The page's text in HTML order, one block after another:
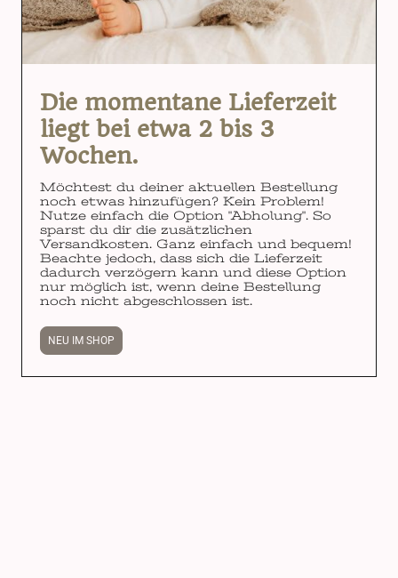
Die momentane Lieferzeit
liegt bei etwa 2 bis 3
Wochen.
Möchtest du deiner aktuellen Bestellung
noch etwas hinzufügen? Kein Problem!
Nutze einfach die Option "Abholung". So
sparst du dir die zusätzlichen
Versandkosten. Ganz einfach und bequem!
Beachte jedoch, dass sich die Lieferzeit
dadurch verzögern kann und diese Option
nur möglich ist, wenn deine Bestellung
noch nicht abgeschlossen ist.
NEU IM SHOP